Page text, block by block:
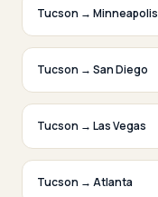
Tucson → Minneapolis
Tucson → San Diego
Tucson → Las Vegas
Tucson → Atlanta